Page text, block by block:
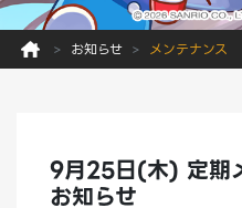
お知らせ メンテナンス
9月25日(木) 定期
お知らせ